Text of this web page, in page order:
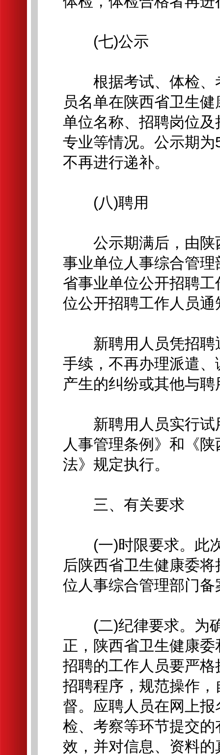
(七)公示
根据考试、体检、
员名单在陕西省卫生
单位名称、招聘岗位
专业等情况。公示期
不再进行递补。
(八)聘用
公示期满后，由陕
事业单位人事综合管
省事业单位公开招聘
位公开招聘工作人员通
新聘用人员凭招聘
手续，不再办理派遣
产生的纠纷或其他与
新聘用人员实行试
人事管理条例》和《
法》规定执行。
三、有关要求
(一)时限要求。此次
后陕西省卫生健康委
位人事综合管理部门备
(二)纪律要求。为确
正，陕西省卫生健康
招聘的工作人员要严
招聘程序，规范操作
督。应聘人员在网上
检、考察等环节提交
效，并对信息、资料